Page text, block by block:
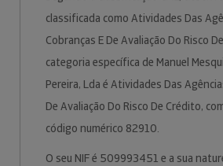
classificada como Atividades Das
Cobranças E De Avaliação Do Risco
categoria específica de Manuel
Pereira, Lda é Atividades Das
De Avaliação Do Risco De Crédito,
código numérico 82910.
O seu NIF é 509993451 e a sua